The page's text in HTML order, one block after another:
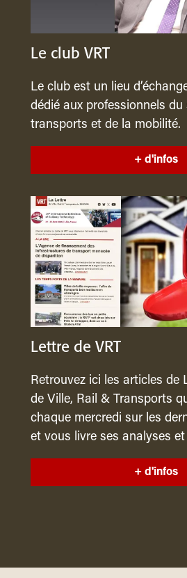
Le club VRT
Le club est un lieu
dédié aux professionnels du
transports et de la mobilité.
+ d'infos
Lettre de VRT
Retrouvez ici les articles de
de Ville, Rail & Transports
chaque mercredi sur les
et vous livre ses analyses
+ d'infos